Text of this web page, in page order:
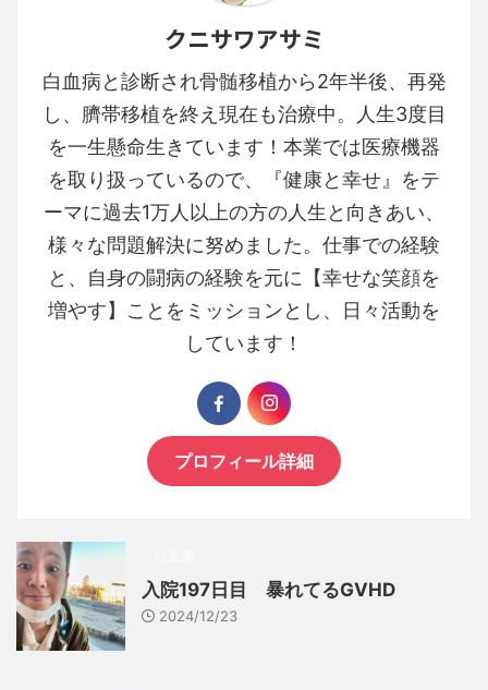
クニサワアサミ
白血病と診断され骨髄移植から2年半後、再発
し、臍帯移植を終え現在も治療中。人生3度目
を一生懸命生きています！本業では医療機器
を取り扱っているので、『健康と幸せ』をテ
ーマに過去1万人以上の方の人生と向きあい、
様々な問題解決に努めました。仕事での経験
と、自身の闘病の経験を元に【幸せな笑顔を
増やす】ことをミッションとし、日々活動を
しています！
プロフィール詳細
入院197日目 暴れてるGVHD
2024/12/23